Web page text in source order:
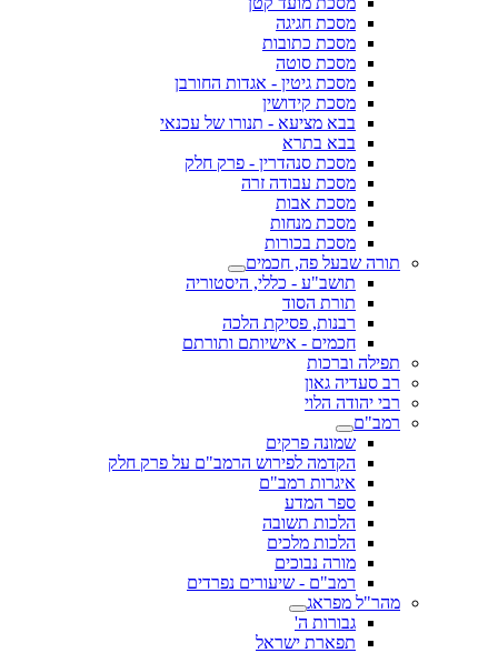
מסכת חגיגה
מסכת כתובות
מסכת סוטה
מסכת גיטין - אגדות החורבן
מסכת קידושין
בבא מציעא - תנורו של עכנאי
בבא בתרא
מסכת סנהדרין - פרק חלק
מסכת עבודה זרה
מסכת אבות
מסכת מנחות
מסכת בכורות
תורה שבעל פה, חכמים
תושב"ע - כללי, היסטוריה
תורת הסוד
רבנות, פסיקת הלכה
חכמים - אישיותם ותורתם
תפילה וברכות
רב סעדיה גאון
רבי יהודה הלוי
רמב"ם
שמונה פרקים
הקדמה לפירוש הרמב"ם על פרק חלק
איגרות רמב"ם
ספר המדע
הלכות תשובה
הלכות מלכים
מורה נבוכים
רמב"ם - שיעורים נפרדים
מהר"ל מפראג
גבורות ה'
תפארת ישראל